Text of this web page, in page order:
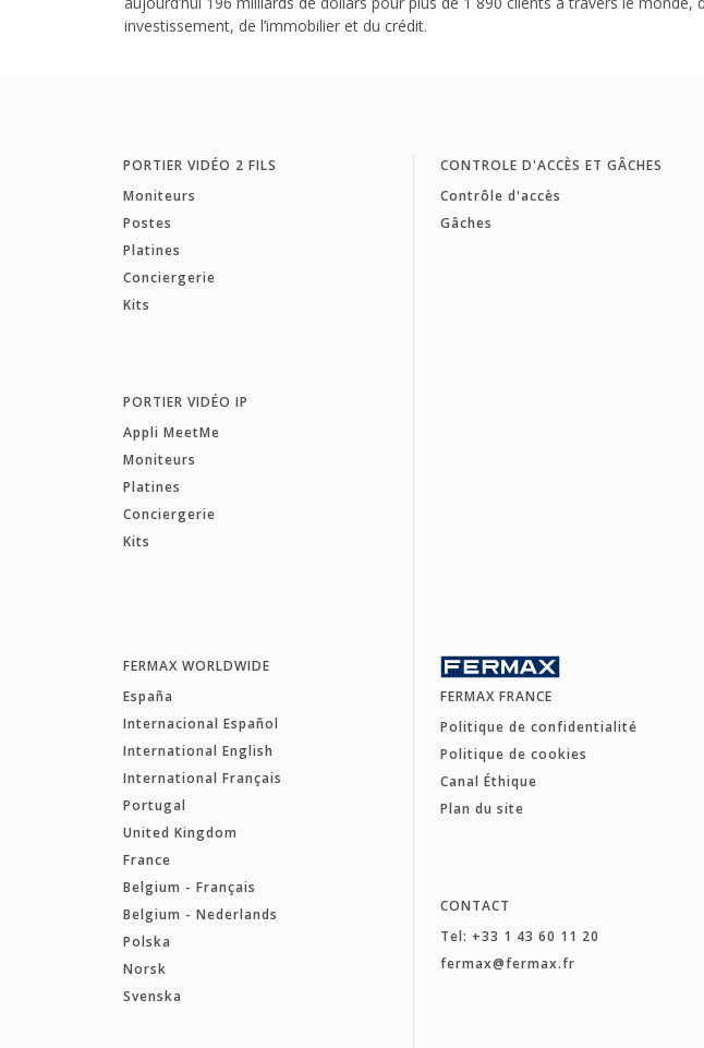
investissement, de l’immobilier et du crédit.
PORTIER VIDÉO 2 FILS
Moniteurs
Postes
Platines
Conciergerie
Kits
PORTIER VIDÉO IP
Appli MeetMe
Moniteurs
Platines
Conciergerie
Kits
CONTROLE D'ACCÈS ET GÂCHES
Contrôle d'accès
Gâches
FERMAX WORLDWIDE
España
Internacional Español
International English
International Français
Portugal
United Kingdom
France
Belgium - Français
Belgium - Nederlands
Polska
Norsk
Svenska
FERMAX FRANCE
Politique de confidentialité
Politique de cookies
Canal Éthique
Plan du site
CONTACT
Tel: +33 1 43 60 11 20
fermax@fermax.fr